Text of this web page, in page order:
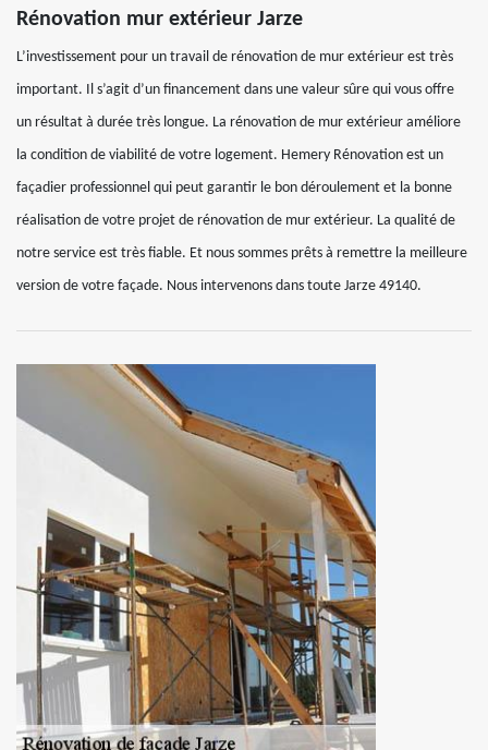
Rénovation mur extérieur Jarze
L’investissement pour un travail de rénovation de mur extérieur est très
important. Il s’agit d’un financement dans une valeur sûre qui vous offre
un résultat à durée très longue. La rénovation de mur extérieur améliore
la condition de viabilité de votre logement. Hemery Rénovation est un
façadier professionnel qui peut garantir le bon déroulement et la bonne
réalisation de votre projet de rénovation de mur extérieur. La qualité de
notre service est très fiable. Et nous sommes prêts à remettre la meilleure
version de votre façade. Nous intervenons dans toute Jarze 49140.